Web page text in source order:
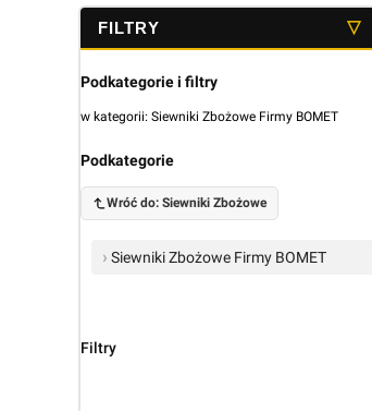
Podkategorie i filtry
w kategorii: Siewniki Zbożowe Firmy BOMET
Podkategorie
Wróć do: Siewniki Zbożowe
Siewniki Zbożowe Firmy BOMET
Filtry